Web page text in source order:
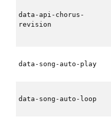
data-api-chorus-
revision
data-song-auto-play
data-song-auto-loop